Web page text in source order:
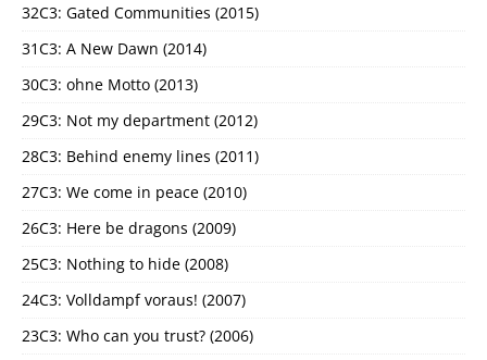
32C3: Gated Communities (2015)
31C3: A New Dawn (2014)
30C3: ohne Motto (2013)
29C3: Not my department (2012)
28C3: Behind enemy lines (2011)
27C3: We come in peace (2010)
26C3: Here be dragons (2009)
25C3: Nothing to hide (2008)
24C3: Volldampf voraus! (2007)
23C3: Who can you trust? (2006)